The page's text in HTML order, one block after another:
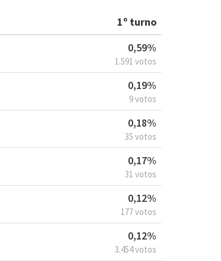
1º turno
0,59%
1.591 votos
0,19%
9 votos
0,18%
35 votos
0,17%
31 votos
0,12%
177 votos
0,12%
3.454 votos